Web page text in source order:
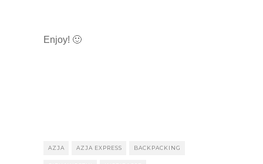
Enjoy! 🙂
AZJA AZJA EXPRESS BACKPACKING